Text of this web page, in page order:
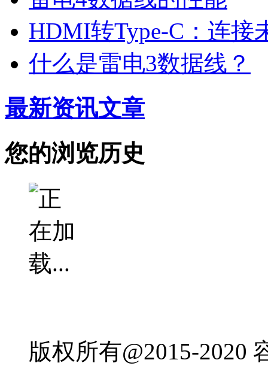
HDMI转Type-C：连接
什么是雷电3数据线？
最新资讯文章
您的浏览历史
版权所有@2015-2020